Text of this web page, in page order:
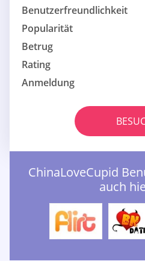
Benutzerfreundlichkeit
Popularität
Betrug
Rating
Anmeldung
ChinaLoveCupid
auch